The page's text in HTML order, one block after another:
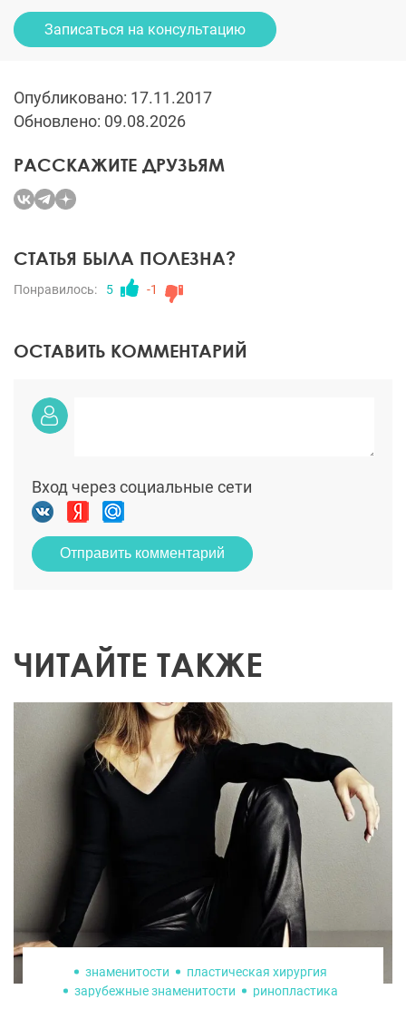
Записаться на консультацию
Опубликовано: 17.11.2017
Обновлено: 09.08.2026
РАССКАЖИТЕ ДРУЗЬЯМ
СТАТЬЯ БЫЛА ПОЛЕЗНА?
Понравилось: 5 -1
ОСТАВИТЬ КОММЕНТАРИЙ
Вход через социальные сети
Отправить комментарий
ЧИТАЙТЕ ТАКЖЕ
знаменитости
пластическая хирургия
зарубежные знаменитости
ринопластика